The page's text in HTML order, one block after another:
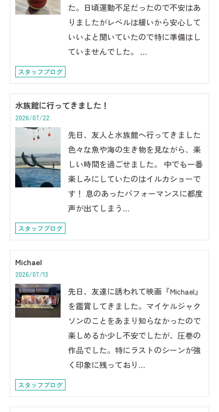
た。日頃運動不足だったので不安はあ
りましたがレベルは緩いから安心して
いいよと聞いていたので特に準備はし
ていませんでした。 …
スタッフブログ
水族館に行ってきました！
2026/07/22
先日、友人と水族館へ行ってきました
色々な魚や海の生き物を見ながら、楽
しい時間を過ごせました。 中でも一番
楽しみにしていたのはイルカショーで
す！ 息のあったパフォーマンスに都度
声が出てしまう…
スタッフブログ
Michael
2026/07/13
先日、友達に誘われて映画『Michael』
を鑑賞してきました。マイケルジャク
ソンのことをあまり知らなかったので
楽しめるか少し不安でしたが、圧巻の
作品でした。特にラストのシーンが強
く印象に残っており…
スタッフブログ